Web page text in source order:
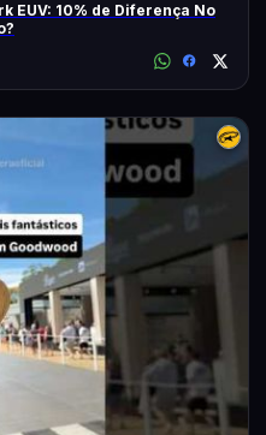
EUV: 10% de Diferença No